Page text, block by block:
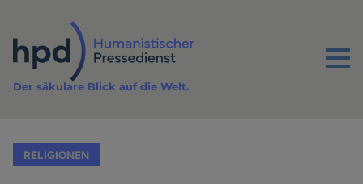
Inhalt
Menu
Der säkulare Blick auf die Welt.
RELIGIONEN